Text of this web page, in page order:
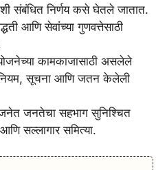
संबंधित निर्णय कसे घेतले जातात.
आणि सेवांच्या गुणवत्तेसाठी
कामकाजासाठी असलेले
सूचना आणि जतन केलेली
जनतेचा सहभाग सुनिश्चित
सल्लागार समित्या.